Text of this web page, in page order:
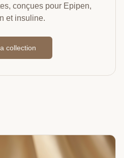
conçues pour Epipen,
et insuline.
collection